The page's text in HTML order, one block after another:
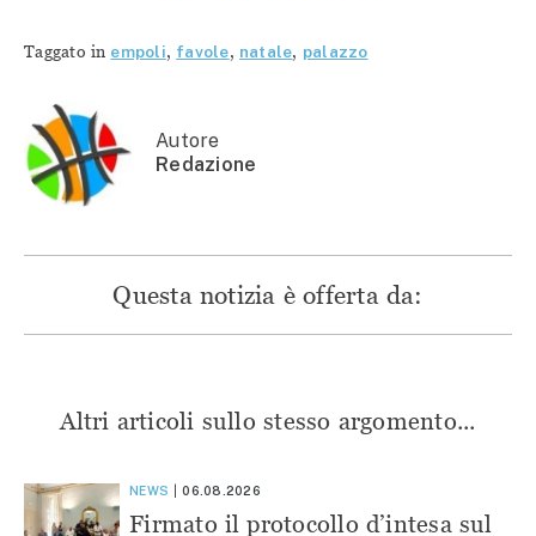
Twitter
(Si
finestra)
(Si
apre
(Si
apre apre
Taggato in empoli, favole, natale, palazzo
Autore
Redazione
Questa notizia è offerta da:
Altri articoli sullo stesso argomento...
NEWS 06.08.2026
Firmato il protocollo d’intesa sul